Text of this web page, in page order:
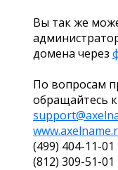
Вы так же
домена через
По вопросам
обращайтесь к
(499) 404-11-01
(812) 309-51-01